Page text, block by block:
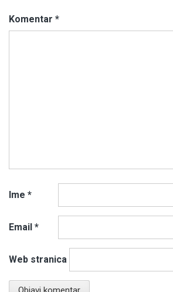
Komentar *
Ime *
Email *
Web stranica